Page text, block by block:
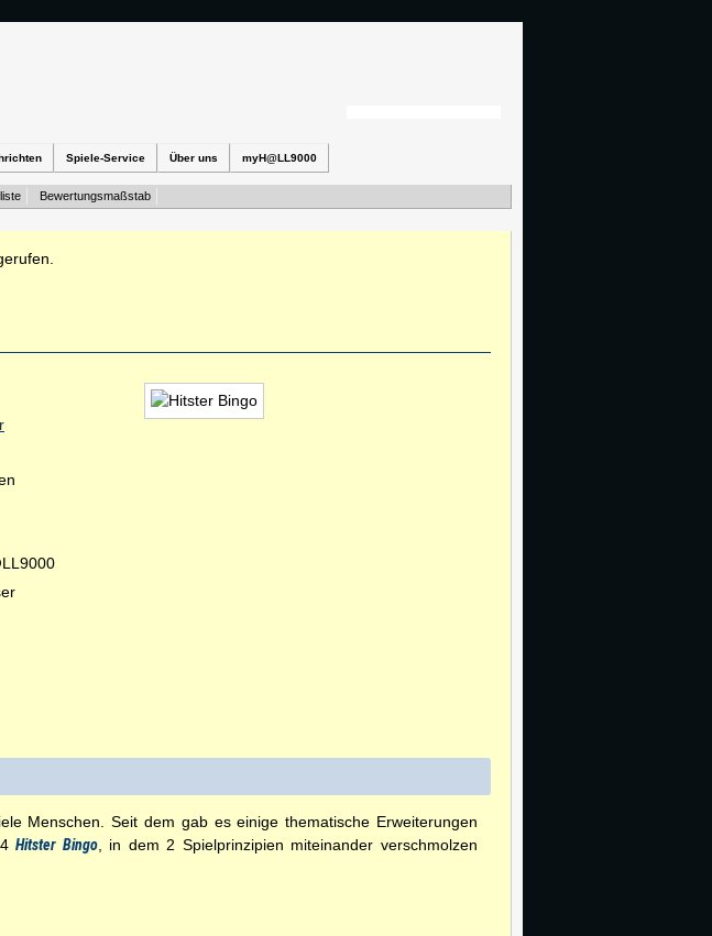
Spiele-Service Über uns myH@LL9000
Bewertungsmaßstab
Menschen. Seit dem gab es einige thematische Erweiterungen
Hitster Bingo, in dem 2 Spielprinzipien miteinander verschmolzen